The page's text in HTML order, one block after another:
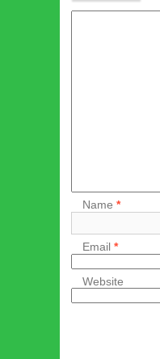
Name*
Email*
Website